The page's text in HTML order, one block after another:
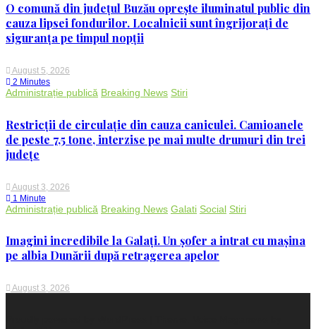
O comună din județul Buzău oprește iluminatul public din
cauza lipsei fondurilor. Localnicii sunt îngrijorați de
siguranța pe timpul nopții
August 5, 2026
2 Minutes
Administrație publică Breaking News Stiri
Restricții de circulație din cauza caniculei. Camioanele
de peste 7,5 tone, interzise pe mai multe drumuri din trei
județe
August 3, 2026
1 Minute
Administrație publică Breaking News Galati Social Stiri
Imagini incredibile la Galați. Un șofer a intrat cu mașina
pe albia Dunării după retragerea apelor
August 3, 2026